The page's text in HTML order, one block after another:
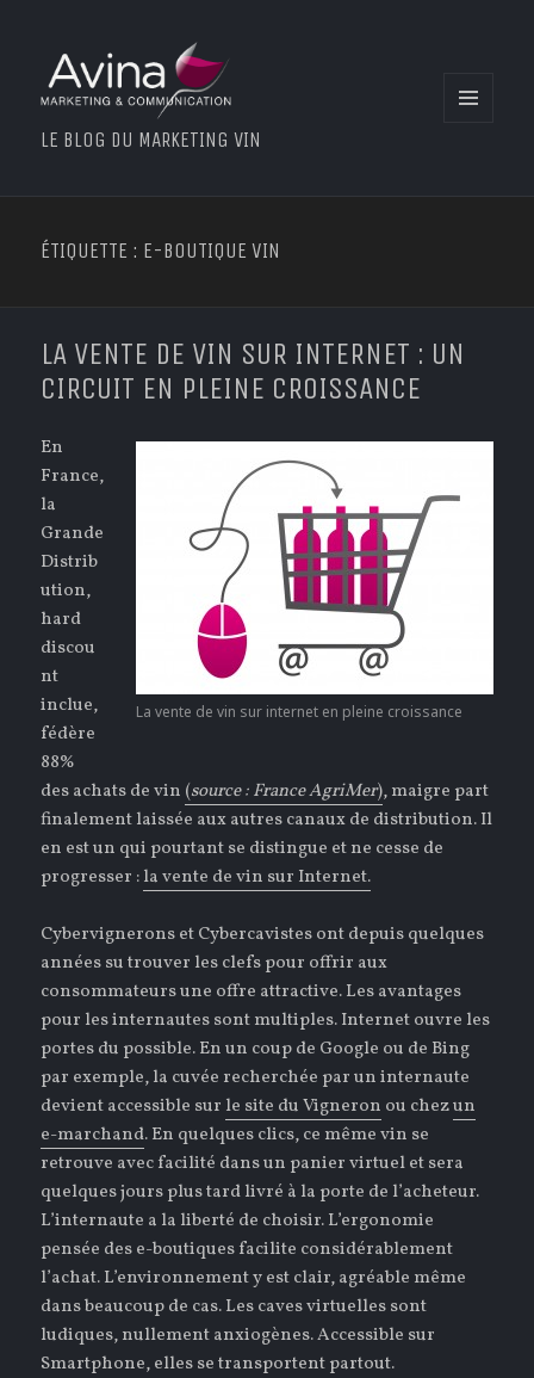
LE BLOG DU MARKETING VIN
ÉTIQUETTE : E-BOUTIQUE VIN
LA VENTE DE VIN SUR INTERNET : UN
CIRCUIT EN PLEINE CROISSANCE
La vente de vin sur internet en pleine croissance
En
France,
la
Grande
Distrib
ution,
hard
discou
nt
inclue,
fédère
88%
des achats de vin (source : France AgriMer), maigre part
finalement laissée aux autres canaux de distribution. Il
en est un qui pourtant se distingue et ne cesse de
progresser :la vente de vin sur Internet.
Cybervignerons et Cybercavistes ont depuis quelques
années su trouver les clefs pour offrir aux
consommateurs une offre attractive. Les avantages
pour les internautes sont multiples. Internet ouvre les
portes du possible. En un coup de Google ou de Bing
par exemple, la cuvée recherchée par un internaute
devient accessible sur le site du Vigneron ou chezun
e-marchand. En quelques clics, ce même vin se
retrouve avec facilité dans un panier virtuel et sera
quelques jours plus tard livré à la porte de l’acheteur.
L’internaute a la liberté de choisir. L’ergonomie
pensée des e-boutiques facilite considérablement
l’achat. L’environnement y est clair, agréable même
dans beaucoup de cas. Les caves virtuelles sont
ludiques, nullement anxiogènes. Accessible sur
Smartphone, elles se transportent partout.